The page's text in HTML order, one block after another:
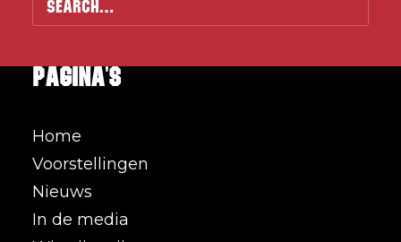
Pagina's
Home
Voorstellingen
Nieuws
In de media